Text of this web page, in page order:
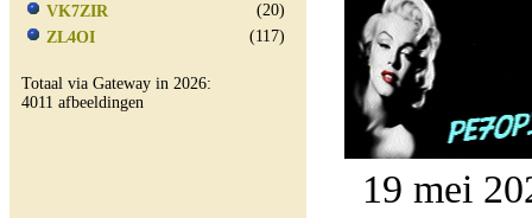
VK7ZIR
(20)
ZL4OI
(117)
Totaal via Gateway in 2026:
4011 afbeeldingen
19 mei